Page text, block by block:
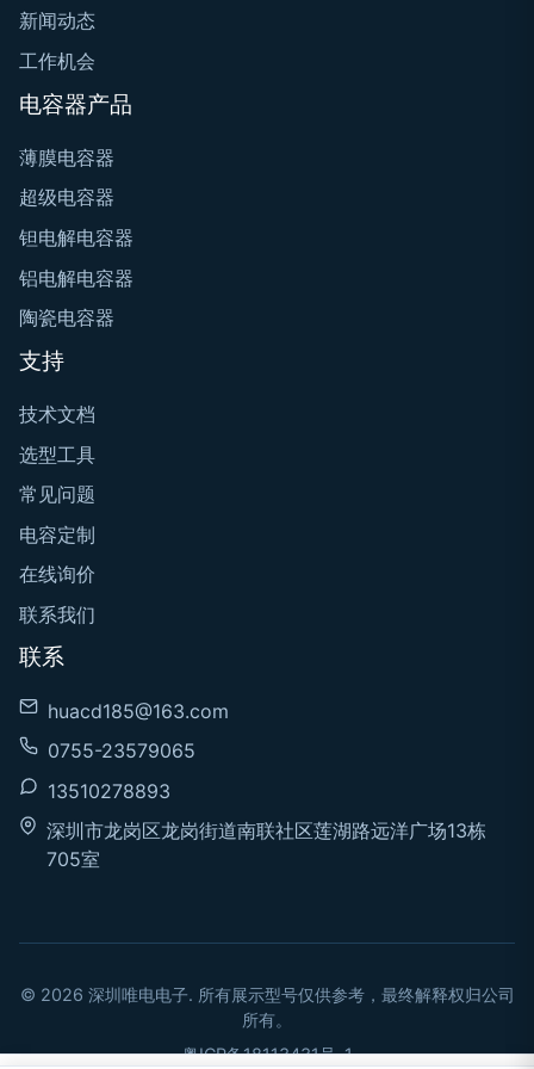
新闻动态
工作机会
电容器产品
薄膜电容器
超级电容器
钽电解电容器
铝电解电容器
陶瓷电容器
支持
技术文档
选型工具
常见问题
电容定制
在线询价
联系我们
联系
huacd185@163.com
0755-23579065
13510278893
深圳市龙岗区龙岗街道南联社区莲湖路远洋广场13栋
705室
© 2026 深圳唯电电子. 所有展示型号仅供参考，最终解释权归公司
所有。
粤ICP备18113431号-1